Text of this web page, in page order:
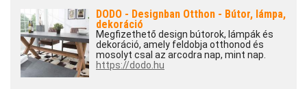
DODO - Designban Otthon - Bútor, lámpa,
dekoráció
Megfizethető design bútorok, lámpák és
dekoráció, amely feldobja otthonod és
mosolyt csal az arcodra nap, mint nap.
https://dodo.hu